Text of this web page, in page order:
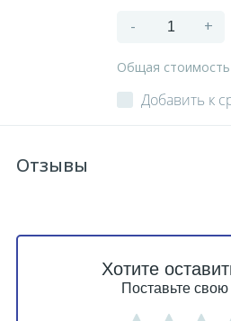
- +
Общая стоимость
Добавить к
Отзывы
Хотите
Поставьте свою